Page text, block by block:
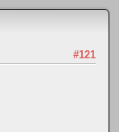
#121